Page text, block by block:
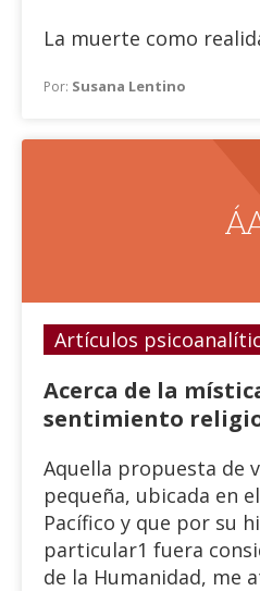
La muerte como
múltiples formas
Por: Susana Lentino
Á
Artículos
Acerca de la
sentimiento
Aquella propuesta de
pequeña, ubicada en
Pacífico y que por su
particular1 fuera
de la Humanidad, me